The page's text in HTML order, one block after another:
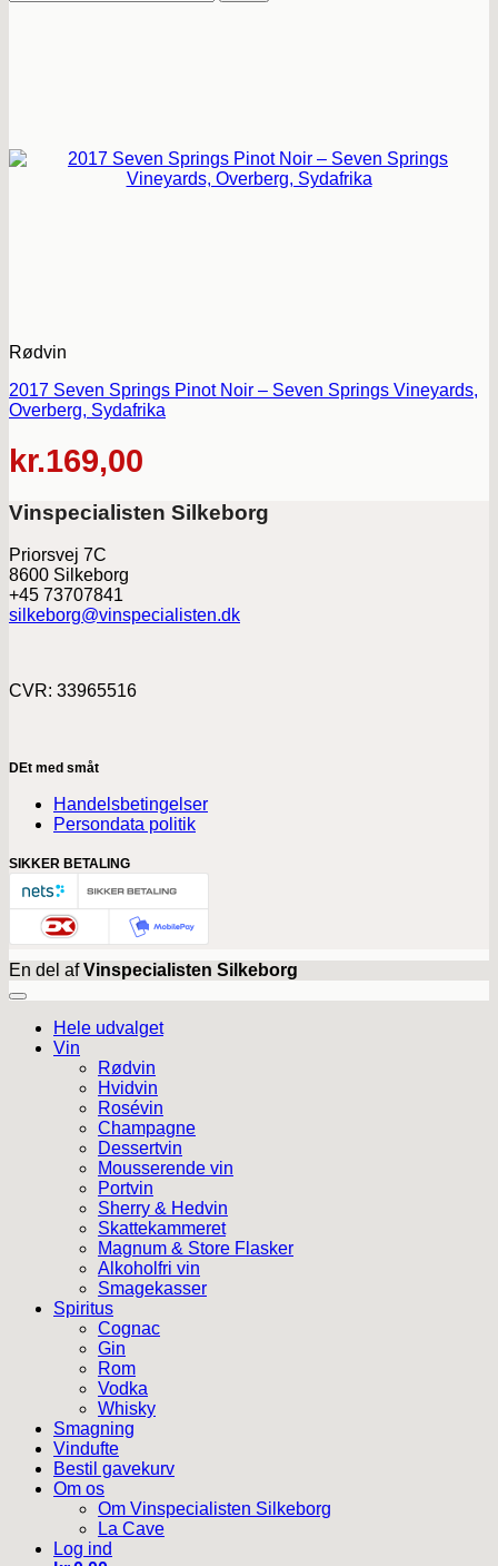
Rødvin
2017 Seven Springs Pinot Noir – Seven Springs Vineyards,
Overberg, Sydafrika
kr.169,00
Vinspecialisten Silkeborg
Priorsvej 7C
8600 Silkeborg
+45 73707841
silkeborg@vinspecialisten.dk
CVR: 33965516
DEt med småt
Handelsbetingelser
Persondata politik
SIKKER BETALING
En del afVinspecialisten Silkeborg
Hele udvalget
Vin
Rødvin
Hvidvin
Rosévin
Champagne
Dessertvin
Mousserende vin
Portvin
Sherry & Hedvin
Skattekammeret
Magnum & Store Flasker
Alkoholfri vin
Smagekasser
Spiritus
Cognac
Gin
Rom
Vodka
Whisky
Smagning
Vindufte
Bestil gavekurv
Om os
Om Vinspecialisten Silkeborg
La Cave
Log ind